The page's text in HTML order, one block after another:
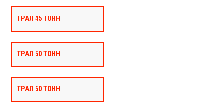
ТРАЛ 45 ТОНН
ТРАЛ 50 ТОНН
ТРАЛ 60 ТОНН